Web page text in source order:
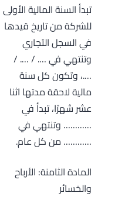
تبدأ السنة المالية الأولى
للشركة من تاريخ قيدها
في السجل التجاري
وتنتهي في …. / …. /
….، وتكون كل سنة
مالية لاحقة مدتها اثنا
عشر شهرًا، تبدأ في
………… وتنتهي في
………… من كل عام.
المادة الثامنة: الأرباح
والخسائر